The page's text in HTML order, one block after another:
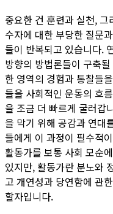
중요한 건 훈련과 실천,
수자에 대한 부당한 질문
들이 반복되고 있습니다.
방향의 방법론들이 구축
한 영역의 경험과 통찰들
들을 사회적인 운동의 흐
을 조금 더 빠르게 굴러갑
을 막기 위해 공감과 연대
들에게 이 과정이 필수적
활동가를 보통 사회 모순
있지만, 활동가란 분노와
고 개연성과 당연함에 관
할자입니다.